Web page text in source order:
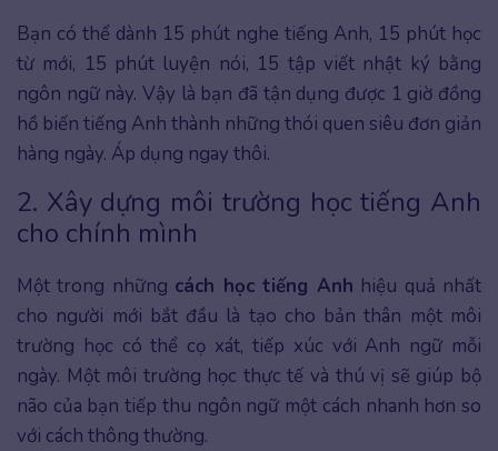
Bạn có thể dành 15 phút nghe tiếng Anh, 15 phút học
từ mới, 15 phút luyện nói, 15 tập viết nhật ký bằng
ngôn ngữ này. Vậy là bạn đã tận dụng được 1 giờ đồng
hồ biến tiếng Anh thành những thói quen siêu đơn giản
hàng ngày. Áp dụng ngay thôi.
2. Xây dựng môi trường học tiếng Anh
cho chính mình
Một trong những cách học tiếng Anh hiệu quả nhất
cho người mới bắt đầu là tạo cho bản thân một môi
trường học có thể cọ xát, tiếp xúc với Anh ngữ mỗi
ngày. Một môi trường học thực tế và thú vị sẽ giúp bộ
não của bạn tiếp thu ngôn ngữ một cách nhanh hơn so
với cách thông thường.